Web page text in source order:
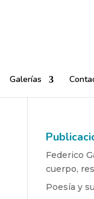
Galerías
Federico
cuerpo,
Poesía y